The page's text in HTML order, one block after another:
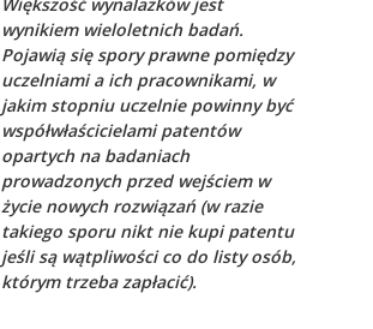
wynikiem wieloletnich badań.
Pojawią się spory prawne pomiędzy
uczelniami a ich pracownikami, w
jakim stopniu uczelnie powinny być
współwłaścicielami patentów
opartych na badaniach
prowadzonych przed wejściem w
życie nowych rozwiązań (w razie
takiego sporu nikt nie kupi patentu
jeśli są wątpliwości co do listy osób,
którym trzeba zapłacić).